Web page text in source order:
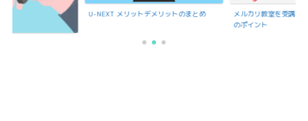
U-NEXT メリットデメリットのまとめ
メルカリ教室を受講で
のポイント